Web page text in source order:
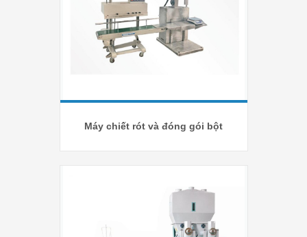
Máy chiết rót và đóng gói bột